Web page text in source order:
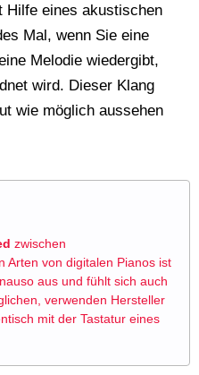
Hilfe eines akustischen
Mal, wenn Sie eine
Melodie wiedergibt,
wird. Dieser Klang
wie möglich aussehen
zwischen
Arten von digitalen Pianos ist
aus und fühlt sich auch
verwenden Hersteller
mit der Tastatur eines